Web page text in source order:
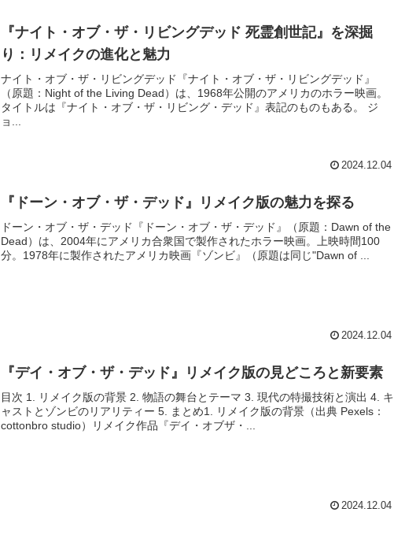
『ナイト・オブ・ザ・リビングデッド 死霊創世記』を深掘
り：リメイクの進化と魅力
ナイト・オブ・ザ・リビングデッド『ナイト・オブ・ザ・リビングデッド』
（原題：Night of the Living Dead）は、1968年公開のアメリカのホラー映画。
タイトルは『ナイト・オブ・ザ・リビング・デッド』表記のものもある。 ジ
ョ...
2024.12.04
『ドーン・オブ・ザ・デッド』リメイク版の魅力を探る
ドーン・オブ・ザ・デッド『ドーン・オブ・ザ・デッド』（原題：Dawn of the
Dead）は、2004年にアメリカ合衆国で製作されたホラー映画。上映時間100
分。1978年に製作されたアメリカ映画『ゾンビ』（原題は同じ"Dawn of ...
2024.12.04
『デイ・オブ・ザ・デッド』リメイク版の見どころと新要素
目次 1. リメイク版の背景 2. 物語の舞台とテーマ 3. 現代の特撮技術と演出 4. キ
ャストとゾンビのリアリティー 5. まとめ1. リメイク版の背景（出典 Pexels：
cottonbro studio）リメイク作品『デイ・オブザ・...
2024.12.04